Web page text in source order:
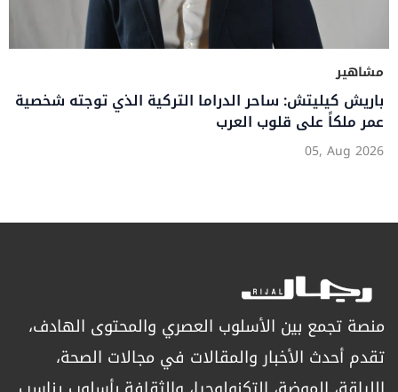
مشاهير
باريش كيليتش: ساحر الدراما التركية الذي توجته شخصية
عمر ملكاً على قلوب العرب
05, Aug 2026
منصة تجمع بين الأسلوب العصري والمحتوى الهادف،
تقدم أحدث الأخبار والمقالات في مجالات الصحة،